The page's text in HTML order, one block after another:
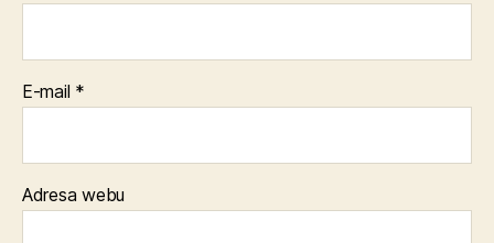
E-mail *
Adresa webu